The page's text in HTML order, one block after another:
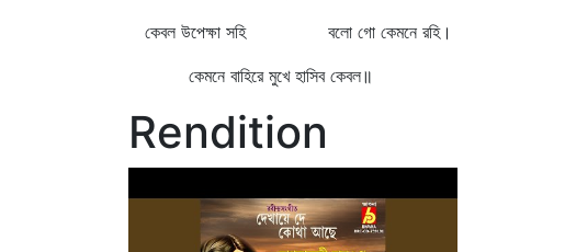
কেবল উপেক্ষা সহি বলো গো কেমনে রহি।
কেমনে বাহিরে মুখে হাসিব কেবল॥
Rendition